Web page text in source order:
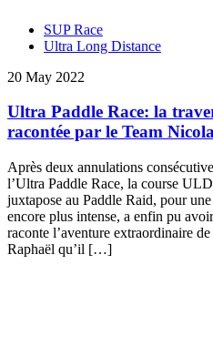
SUP Race
Ultra Long Distance
20 May 2022
Ultra Paddle Race: la
racontée par le Team
Après deux annulations
l’Ultra Paddle Race, la course
juxtapose au Paddle Raid, pour
encore plus intense, a enfin pu
raconte l’aventure extraordinaire
Raphaël qu’il […]